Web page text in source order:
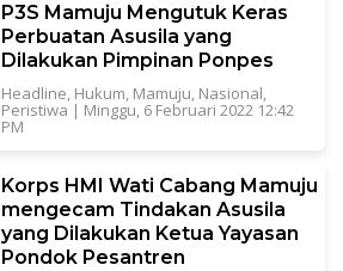
P3S Mamuju Mengutuk Keras
Perbuatan Asusila yang
Dilakukan Pimpinan Ponpes
Headline, Hukum, Mamuju, Nasional,
Peristiwa | Minggu, 6 Februari 2022 12:42
PM
Korps HMI Wati Cabang Mamuju
mengecam Tindakan Asusila
yang Dilakukan Ketua Yayasan
Pondok Pesantren